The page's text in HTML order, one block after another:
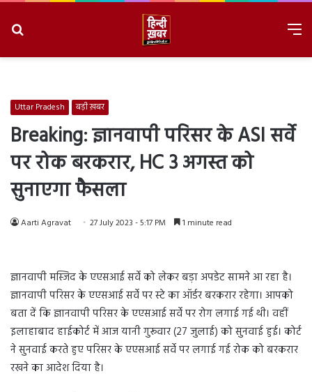
Uttar Pradesh बड़ी ख़बर
Breaking: ज्ञानवापी परिसर के ASI सर्वे
पर रोक बरकरार, HC 3 अगस्त को
सुनाएगा फैसला
Aarti Agravat 27 July 2023 - 5:17 PM 1 minute read
ज्ञानवापी मस्जिद के एएसआई सर्वे को लेकर बड़ा अपडेट सामने आ रहा है।
ज्ञानवापी परिसर के एएसआई सर्वे पर स्टे का ऑर्डर बरकरार रहेगा। आपको
बता दें कि ज्ञानवापी परिसर के एएसआई सर्वे पर रोग लगाई गई थी। वहीं
इलाहाबाद हाईकोर्ट में आज यानी गुरूवार (27 जुलाई) को सुनवाई हुई। कोर्ट
ने सुनवाई करते हुए परिसर के एएसआई सर्वे पर लगाई गई रोक को बरकरार
रखने का आदेश दिया है।